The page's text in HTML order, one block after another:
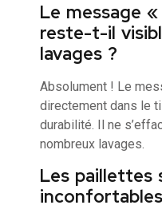
Le message
reste-t-il
lavages ?
Absolument ! Le
directement dans le
durabilité. Il ne
nombreux lavages.
Les paillettes